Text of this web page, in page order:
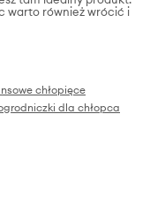
warto również wrócić i
chłopięce
dla chłopca